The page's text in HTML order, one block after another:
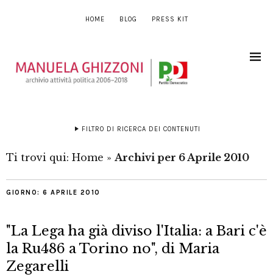
HOME BLOG PRESS KIT
FILTRO DI RICERCA DEI CONTENUTI
Ti trovi qui: Home » Archivi per 6 Aprile 2010
GIORNO: 6 APRILE 2010
"La Lega ha già diviso l'Italia: a Bari c'è
la Ru486 a Torino no", di Maria
Zegarelli